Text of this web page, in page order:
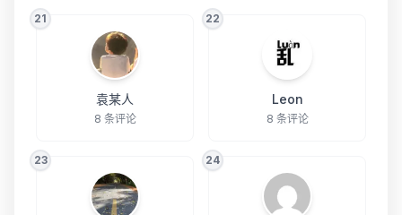
21
袁某人
8 条评论
22
Leon
8 条评论
23 24